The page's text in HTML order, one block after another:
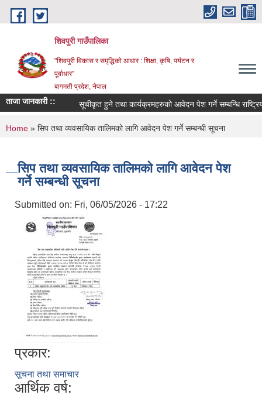
Skip to main content
शिवपुरी गाउँपालिका
"शिवपुरी विकास र समृद्धिको आधार : शिक्षा, कृषि, पर्यटन र
पूर्वाधार"
बागमती प्रदेश, नेपाल
ताजा जानकारी :: सूचीकृत हुने तथा कार्यक्रमहरुको आवेदन पेश गर्ने सम्बन्धि राष्ट्रिय
You are here
Home » सिप तथा व्यवसायिक तालिमको लागि आवेदन पेश गर्ने सम्बन्धी सूचना
सिप तथा व्यवसायिक तालिमको लागि आवेदन पेश
गर्ने सम्बन्धी सूचना
Submitted on: Fri, 06/05/2026 - 17:22
प्रकार:
सूचना तथा समाचार
आर्थिक वर्ष: